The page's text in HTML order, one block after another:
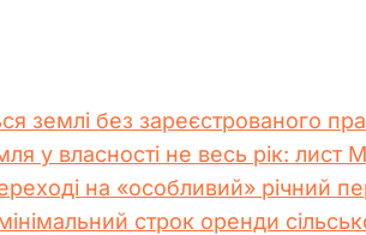
землі без зареєстрованого
у власності не весь рік: лист
на «особливий» річний
строк оренди